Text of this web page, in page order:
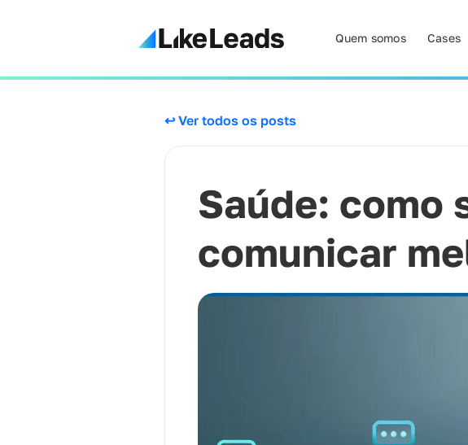
Quem somos Cases
↩ Ver todos os posts
Saúde: como
comunicar